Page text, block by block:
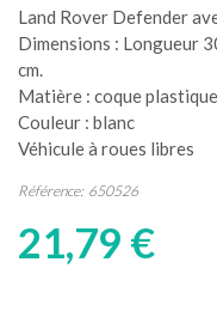
Land Rover Defender
Dimensions : Longueur
cm.
Matière : coque plastique
Couleur : blanc
Véhicule à roues libres
Référence: 650526
21,79 €